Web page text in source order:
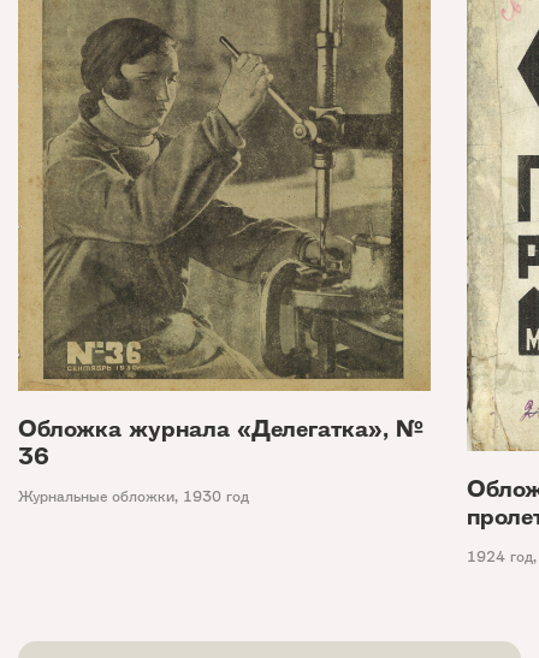
Обложка журнала «Делегатка», №
36
Журнальные обложки, 1930 год
1924 год